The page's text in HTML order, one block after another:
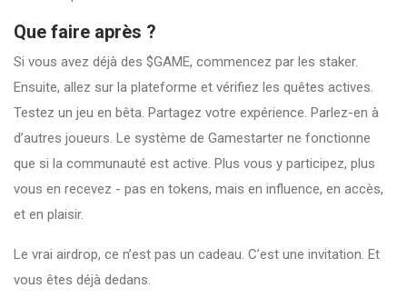
Que faire après ?
Si vous avez déjà des $GAME, commencez par les staker.
Ensuite, allez sur la plateforme et vérifiez les quêtes actives.
Testez un jeu en bêta. Partagez votre expérience. Parlez-en à
d’autres joueurs. Le système de Gamestarter ne fonctionne
que si la communauté est active. Plus vous y participez, plus
vous en recevez - pas en tokens, mais en influence, en accès,
et en plaisir.
Le vrai airdrop, ce n’est pas un cadeau. C’est une invitation. Et
vous êtes déjà dedans.